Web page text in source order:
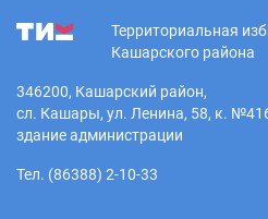
Территориальная
Кашарского района
346200, Кашарский район,
сл. Кашары, ул. Ленина, 58, к.
здание администрации
Тел. (86388) 2-10-33